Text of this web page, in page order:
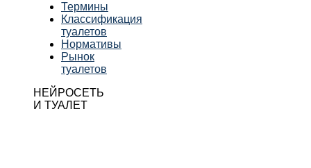
Термины
Классификация
туалетов
Нормативы
Рынок
туалетов
НЕЙРОСЕТЬ
И ТУАЛЕТ